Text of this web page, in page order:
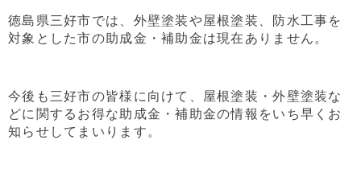
徳島県三好市では、外壁塗装や屋根塗装、防水工事を
対象とした市の助成金・補助金は現在ありません。
今後も三好市の皆様に向けて、屋根塗装・外壁塗装な
どに関するお得な助成金・補助金の情報をいち早くお
知らせしてまいります。